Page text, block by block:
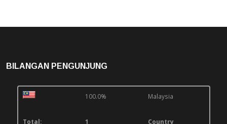
BILANGAN PENGUNJUNG
100.0% Malaysia
Total: 1 Country